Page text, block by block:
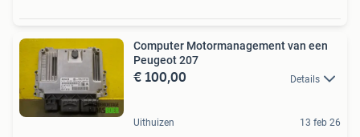
Computer Motormanagement van een
Peugeot 207
€ 100,00 Details
Uithuizen 13 feb 26